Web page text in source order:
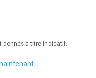
donnés à titre indicatif.